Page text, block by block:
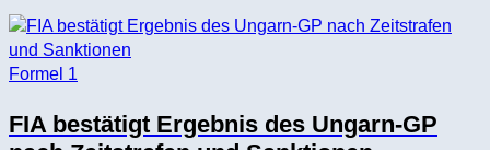
Formel 1
FIA bestätigt Ergebnis des Ungarn-GP